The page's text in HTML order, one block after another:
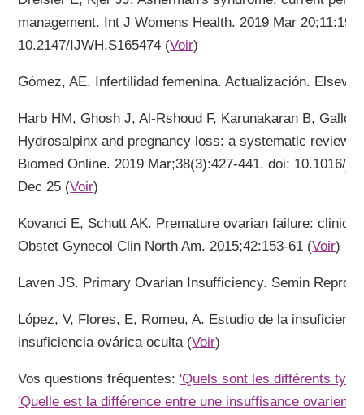
management. Int J Womens Health. 2019 Mar
10.2147/IJWH.S165474 (Voir)
Gómez, AE. Infertilidad femenina. Actualización.
Harb HM, Ghosh J, Al-Rshoud F, Karunakaran B,
Hydrosalpinx and pregnancy loss: a systematic review
Biomed Online. 2019 Mar;38(3):427-441. doi: 10.1016/
Dec 25 (Voir)
Kovanci E, Schutt AK. Premature ovarian failure:
Obstet Gynecol Clin North Am. 2015;42:153-61 (Voir)
Laven JS. Primary Ovarian Insufficiency. Semin Reprod
López, V, Flores, E, Romeu, A. Estudio de la
insuficiencia ovárica oculta (Voir)
Vos questions fréquentes:'Quels sont les différents
'Quelle est la différence entre une insuffisance